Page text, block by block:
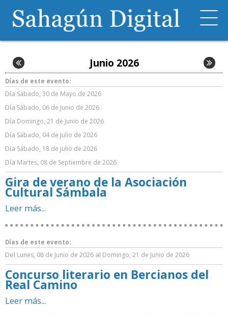
Junio 2026
Días de este evento:
Día Sábado, 30 de Mayo de 2026
Día Sábado, 06 de Junio de 2026
Día Domingo, 21 de Junio de 2026
Día Sábado, 04 de Julio de 2026
Día Sábado, 18 de Julio de 2026
Día Martes, 08 de Septiembre de 2026
Gira de verano de la Asociación
Cultural Sámbala
Leer más...
Días de este evento:
Del Lunes, 08 de Junio de 2026 al Domingo, 21 de Junio de 2026
Concurso literario en Bercianos del
Real Camino
Leer más...